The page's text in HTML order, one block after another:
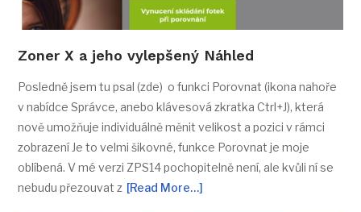
Zoner X a jeho vylepšený Náhled
Posledně jsem tu psal (zde) o funkci Porovnat (ikona nahoře
v nabídce Správce, anebo klávesová zkratka Ctrl+J), která
nově umožňuje individuálně měnit velikost a pozici v rámci
zobrazení Je to velmi šikovné, funkce Porovnat je moje
oblíbená. V mé verzi ZPS14 pochopitelně není, ale kvůli ní se
nebudu přezouvat z [Read More…]